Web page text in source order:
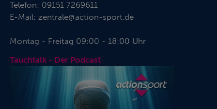
Telefon: 09151 7269611
E-Mail: zentrale@action-sport.de
Montag - Freitag 09:00 - 18:00 Uhr
Tauchtalk - Der Podcast